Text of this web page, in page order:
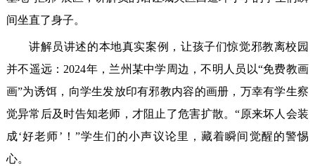
间坐直了身子。
讲解员讲述的本地真实案例，让孩子们惊觉邪教离校园
并不遥远：2024年，兰州某中学周边，不明人员以“免费教画
画”为诱饵，向学生发放印有邪教内容的画册，万幸有学生察
觉异常后及时告知老师，才阻止了危害扩散。“原来坏人会装
成‘好老师’！”学生们的小声议论里，藏着瞬间觉醒的警惕
心。